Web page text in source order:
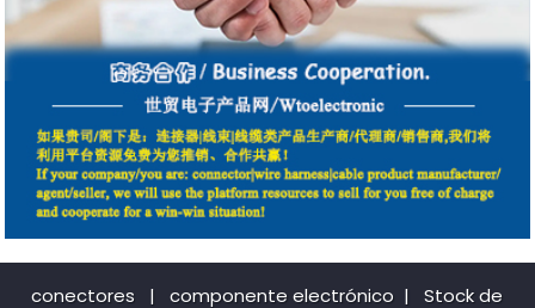
conectores | componente electrónico | Stock de